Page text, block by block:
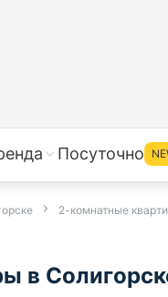
Посуточно
2-комнатные